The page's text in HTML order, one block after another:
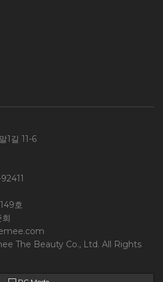
1길 11-6
호
The Beauty Co., Ltd. All Rights